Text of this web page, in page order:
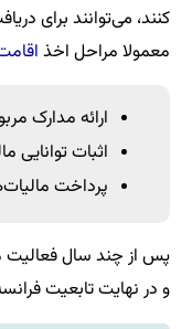
کنند، می‌توانند برای
معمولا مراحل اخذ
ارائه مدارک
اثبات
پرداخت
پس از چند سال فعالیت
و در نهایت تابعیت